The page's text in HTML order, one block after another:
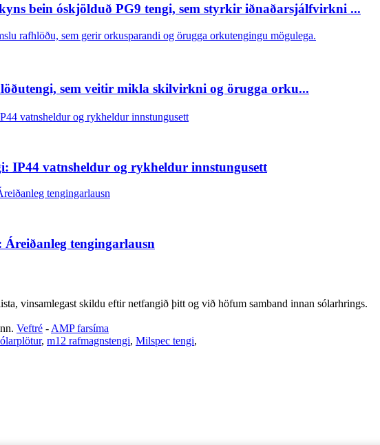
bein óskjölduð PG9 tengi, sem styrkir iðnaðarsjálfvirkni ...
sem veitir mikla skilvirkni og örugga orku...
IP44 vatnsheldur og rykheldur innstungusett
tengingarlausn
vinsamlegast skildu eftir netfangið þitt og við höfum samband innan sólarhrings.
Veftré - AMP farsíma
, m12 rafmagnstengi, Milspec tengi,